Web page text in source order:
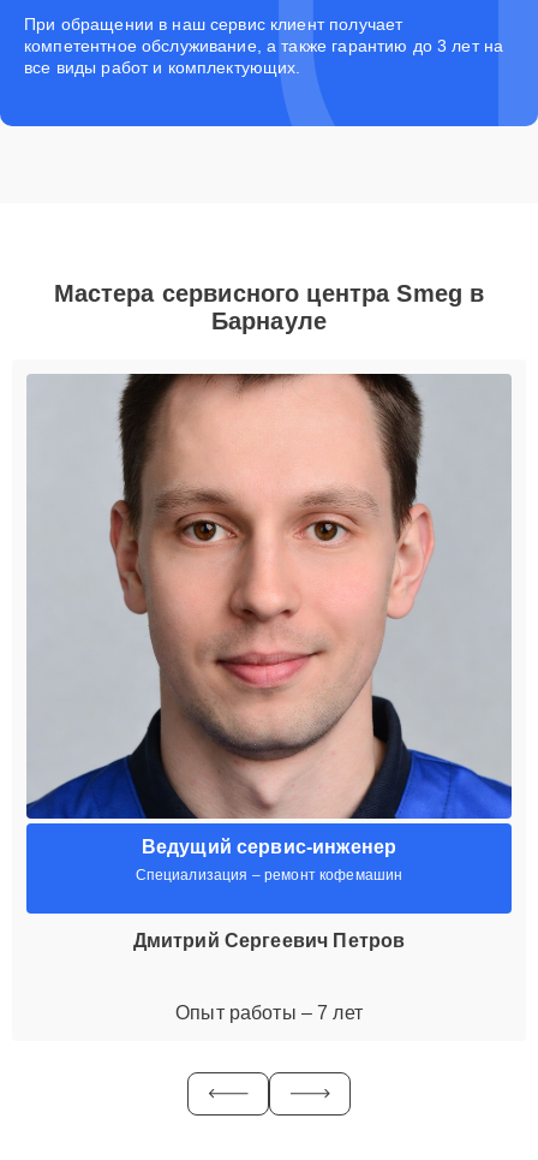
При обращении в наш сервис клиент получает
компетентное обслуживание, а также гарантию до 3 лет на
все виды работ и комплектующих.
Мастера сервисного центра Smeg в
Барнауле
Ведущий сервис-инженер
Специализация – ремонт кофемашин
Дмитрий Сергеевич Петров
Опыт работы – 7 лет